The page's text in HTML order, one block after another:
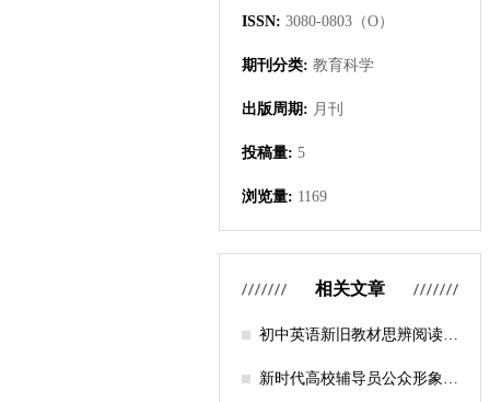
ISSN: 3080-0803（O）
期刊分类: 教育科学
出版周期: 月刊
投稿量: 5
浏览量: 1169
相关文章
初中英语新旧教材思辨阅读任
新时代高校辅导员公众形象塑